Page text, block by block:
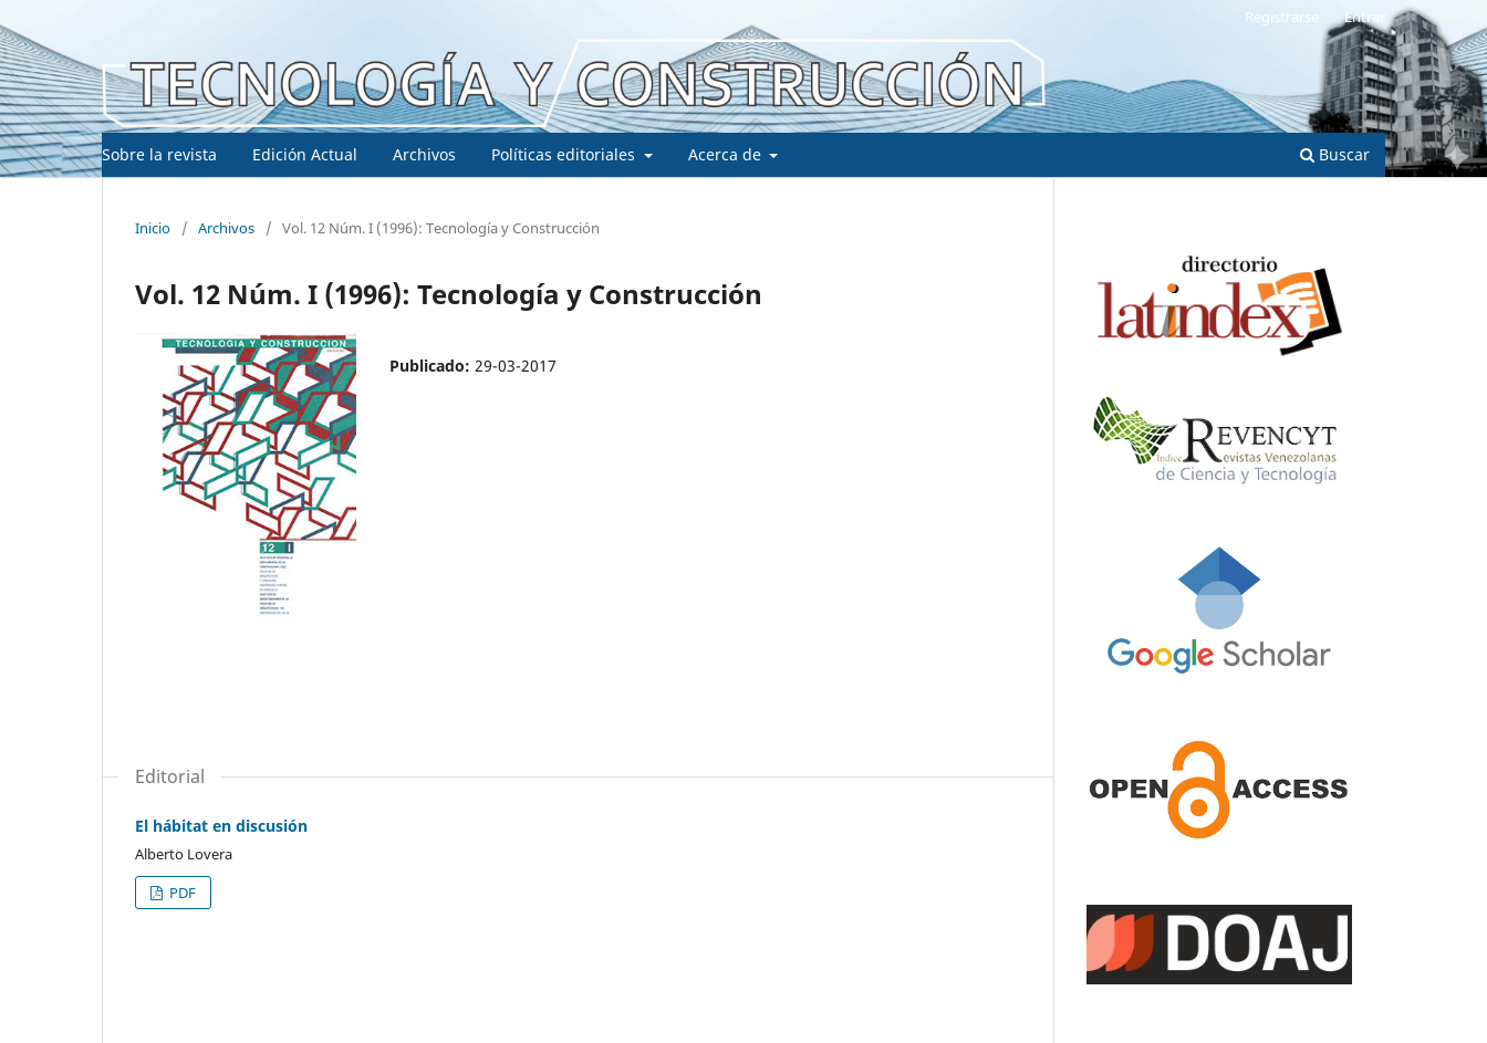
Sobre la revista Edición Actual Archivos Políticas editoriales Acerca de Buscar
Registrarse Entrar
Inicio / Archivos / Vol. 12 Núm. I (1996): Tecnología y Construcción
Vol. 12 Núm. I (1996): Tecnología y Construcción
Publicado: 29-03-2017
Editorial
El hábitat en discusión
Alberto Lovera
PDF